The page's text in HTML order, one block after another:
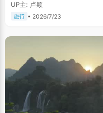
UP主: 卢颖
旅行 • 2026/7/23